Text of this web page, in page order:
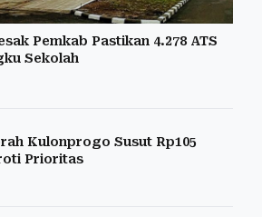
Pemkab Pastikan 4.278 ATS
Sekolah
Kulonprogo Susut Rp105
Prioritas